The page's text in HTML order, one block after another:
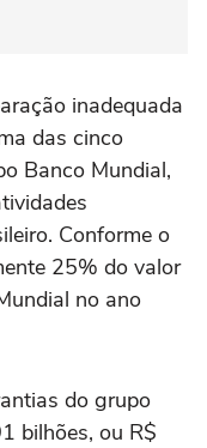
inadequada
das cinco
Banco Mundial,
Conforme o
25% do valor
no ano
do grupo
bilhões, ou R$